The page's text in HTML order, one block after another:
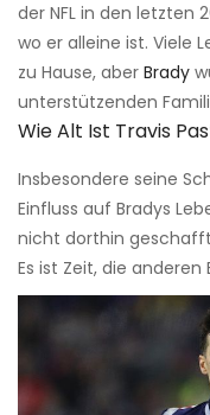
der NFL in den letzten
wo er alleine ist. Viele
zu Hause, aber Brady
unterstützenden
Wie Alt Ist Travis
Insbesondere seine
Einfluss auf Bradys
nicht dorthin
Es ist Zeit, die